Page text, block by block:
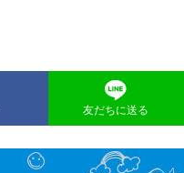
友だちに送る